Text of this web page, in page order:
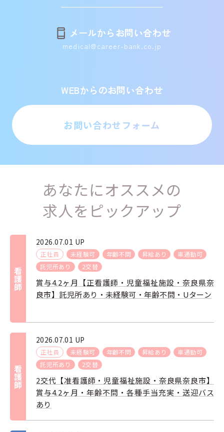
メールからお問い合わせ
medical@career-bank.co.jp
WEBからのお問い合わせ
お問い合わせフォーム
あなたにオススメの
求人をピックアップ
看護師
2026.07.01 UP
正社員 未経験可 年齢不問 昇給あり
車通勤可
託児所あり
2交替
賞与4.2ヶ月【正看護師・児童福祉施設・奈良県奈
良市】託児所あり・未経験可・年齢不問・Uターン
看護師
2026.07.01 UP
正社員 未経験可 年齢不問 昇給あり
車通勤可
託児所あり
2交替
2交代【准看護師・児童福祉施設・奈良県奈良市】
賞与4.2ヶ月・年齢不問・各種手当充実・送迎バス
あり